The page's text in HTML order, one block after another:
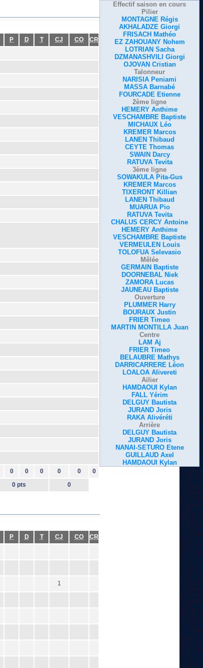
Effectif saison en cours
Pilier
MONTAGNE Régis
AKHALADZE Giorgi
FRISACH Mathéo
EZ ZAHOUANY Nohem
LOTRIAN Sacha
DZMANASHVILI Giorgi
OJOVAN Cristian
Talonneur
NARISIA Peniami
MASSA Barnabé
FOURCADE Etienne
2ème ligne
HEMERY Anthime
VESCHAMBRE Baptiste
MICHAUX Léo
KREMER Marcos
LANEN Thibaud
CEYTE Thomas
SWAIN Darcy
RATUVA Tevita
3ème ligne
SOWAKULA Pita-Gus
KREMER Marcos
TIXERONT Killian
LANEN Thibaud
MUARUA Pio
RATUVA Tevita
CHALUS CERCY Antoine
HEMERY Anthime
VESCHAMBRE Baptiste
VERMEULEN Louis
TOLOFUA Selevasio
Mêlée
GERMAIN Baptiste
DOORNEBAL Niek
ZAMORA Lucas
JAUNEAU Baptiste
Ouverture
PLUMMER Harry
BOURAUX Justin
FRIER Timeo
MARTIN MONTILLA Juan
Centre
LAM Aj
FRIER Timeo
BELAUBRE Mathys
DARRICARRERE Léon
LOALOA Alivereti
Ailier
HAMDAOUI Kylan
FALL Yérim
DELGUY Bautista
JURAND Joris
RAKA Alivéréti
Arrière
DELGUY Bautista
JURAND Joris
NANAI-SETURO Etene
GUILLAUD Axel
HAMDAOUI Kylan
P D T CJ CO
CR
0 0 0 0 0
0
0 pts
0
P D T CJ CO CR
1